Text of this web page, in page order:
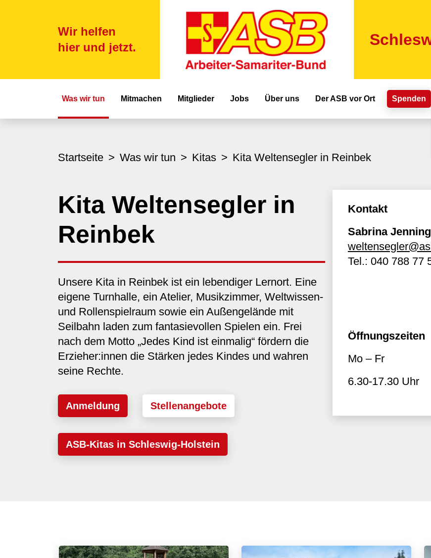
Wir helfen
hier und jetzt.
Hauptnavigation
Was wir tun Mitmachen Mitglieder Jobs Über uns Der ASB vor Ort Spenden
Startseite Was wir tun Kitas Kita Weltensegler in Reinbek
Kita Weltensegler in
Reinbek
Unsere Kita in Reinbek ist ein lebendiger Lernort. Eine
eigene Turnhalle, ein Atelier, Musikzimmer, Weltwissen-
und Rollenspielraum sowie ein Außengelände mit
Seilbahn laden zum fantasievollen Spielen ein. Frei
nach dem Motto „Jedes Kind ist einmalig“ fördern die
Erzieher:innen die Stärken jedes Kindes und wahren
seine Rechte.
Anmeldung Stellenangebote
ASB-Kitas in Schleswig-Holstein
Kontakt
Sabrina Jenning
Tel.: 040 788 77
Öffnungszeiten
Mo – Fr
6.30-17.30 Uhr